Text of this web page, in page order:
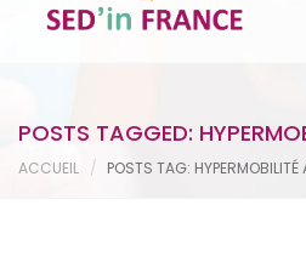
POSTS TAGGED:
ACCUEIL POSTS TAG: HYPERMOBILITÉ